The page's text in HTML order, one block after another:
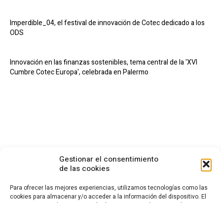
Gestionar el consentimiento
de las cookies
Para ofrecer las mejores experiencias, utilizamos tecnologías como las
cookies para almacenar y/o acceder a la información del dispositivo. El
Imperdible_04, el festival de innovación de Cotec dedicado a los
ODS
Innovación en las finanzas sostenibles, tema central de la 'XVI
Cumbre Cotec Europa', celebrada en Palermo